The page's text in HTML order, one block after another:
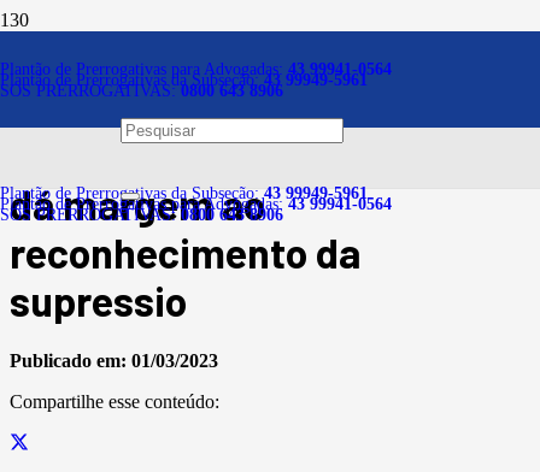
Plantão de Prerrogativas para Advogadas: 43 99941-0564
Plantão de Prerrogativas da Subseção:43 99949-5961
SOS PRERROGATIVAS:0800 643 8906
Plantão de Prerrogativas da Subseção:43 99949-5961
Plantão de Prerrogativas para Advogadas:43 99941-0564
SOS PRERROGATIVAS:0800 643 8906
Paralisia da execução por
falta de bens do devedor não
dá margem ao
reconhecimento da
supressio
Publicado em: 01/03/2023
Compartilhe esse conteúdo: